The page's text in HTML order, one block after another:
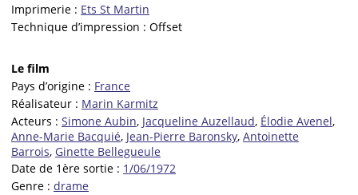
Imprimerie : Ets St Martin
Technique d’impression : Offset
Le film
Pays d’origine : France
Réalisateur : Marin Karmitz
Acteurs : Simone Aubin, Jacqueline Auzellaud, Élodie Avenel,
Anne-Marie Bacquié, Jean-Pierre Baronsky, Antoinette
Barrois, Ginette Bellegueule
Date de 1ère sortie : 1/06/1972
Genre : drame